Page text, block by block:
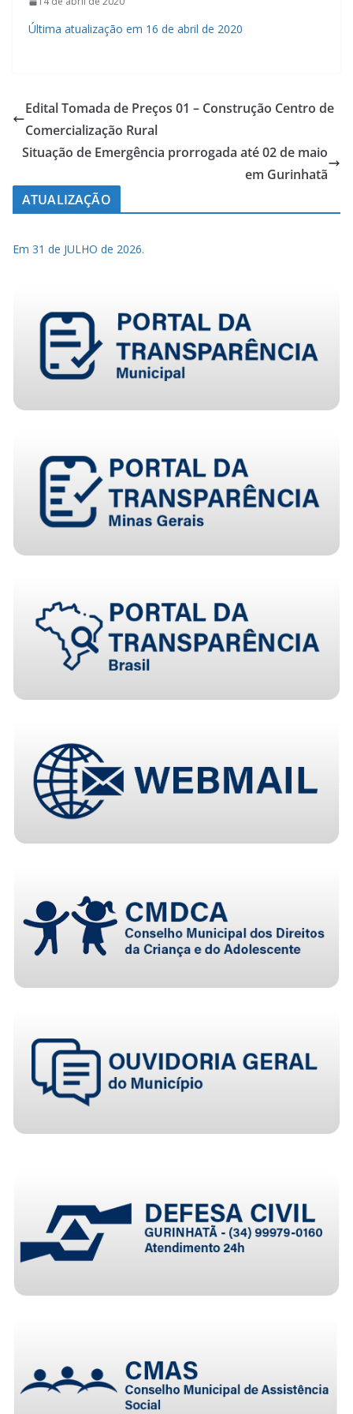
Última atualização em 16 de abril de 2020
Edital Tomada de Preços 01 – Construção Centro de
Comercialização Rural
Situação de Emergência prorrogada até 02 de maio
em Gurinhatã
ATUALIZAÇÃO
Em 31 de JULHO de 2026.